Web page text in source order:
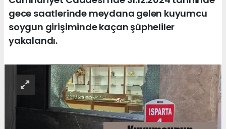
gece saatlerinde meydana gelen kuyumcu
soygun girişiminde kaçan şüpheliler
yakalandı.